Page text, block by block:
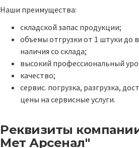
Наши преимущества:
складской запас продукции;
объемы отгрузки от 1 штуки до
наличия со склада;
высокий профессиональный
качество;
сервис. погрузка, разгрузка,
цены на сервисные услуги.
Реквизиты
Мет Арсенал"